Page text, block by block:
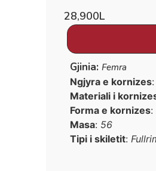
28,900L
Gjinia:Femra
Ngjyra e kornizes:
Materiali i
Forma e kornizes:
Masa: 56
Tipi i skiletit: